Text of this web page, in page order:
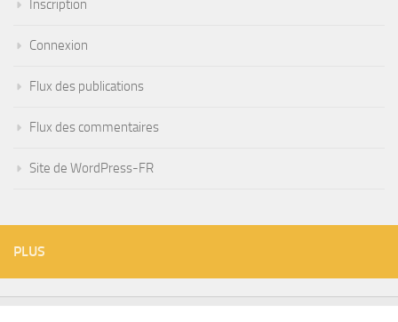
Inscription
Connexion
Flux des publications
Flux des commentaires
Site de WordPress-FR
PLUS